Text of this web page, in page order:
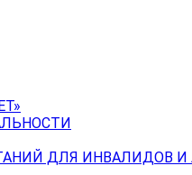
ДЛЯ ИНВАЛИДОВ И